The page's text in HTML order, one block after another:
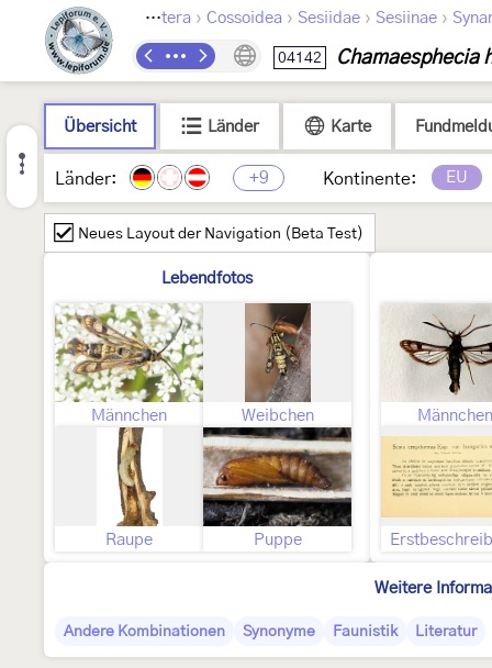
Lepidoptera › Cossoidea › Sesiidae › Sesiinae ›
04142 Chamaesphecia
Übersicht Länder Karte
Länder: +9 Kontinente: EU
Neues Layout der Navigation (Beta Test)
Lebendfotos
Männchen Weibchen
Raupe Puppe
Männchen
Weitere
Andere Kombinationen Synonyme Faunistik Literatur